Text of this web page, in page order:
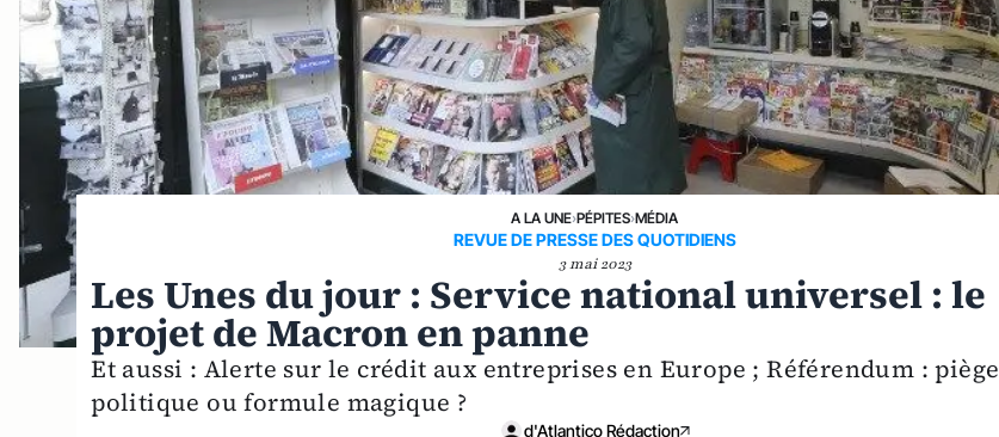
A LA UNE›PÉPITES›MÉDIA
REVUE DE PRESSE DES QUOTIDIENS
3 mai 2023
Les Unes du jour : Service national universel : le
projet de Macron en panne
Et aussi : Alerte sur le crédit aux entreprises en Europe ; Référendum : piège
politique ou formule magique ?
d'Atlantico Rédaction